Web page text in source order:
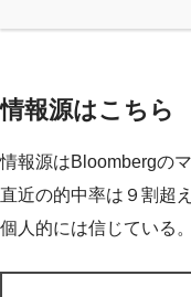
情報源はこちら
情報源はBloombergの
直近の的中率は９割超
個人的には信じている。